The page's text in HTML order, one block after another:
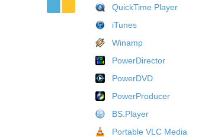
QuickTime Player
iTunes
Winamp
PowerDirector
PowerDVD
PowerProducer
BS.Player
Portable VLC Media